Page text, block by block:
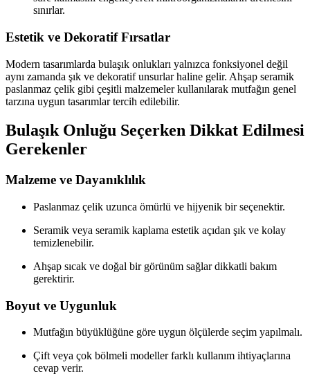
sınırlar.
Estetik ve Dekoratif Fırsatlar
Modern tasarımlarda bulaşık onlukları yalnızca fonksiyonel değil
aynı zamanda şık ve dekoratif unsurlar haline gelir. Ahşap seramik
paslanmaz çelik gibi çeşitli malzemeler kullanılarak mutfağın genel
tarzına uygun tasarımlar tercih edilebilir.
Bulaşık Onluğu Seçerken Dikkat Edilmesi
Gerekenler
Malzeme ve Dayanıklılık
Paslanmaz çelik uzunca ömürlü ve hijyenik bir seçenektir.
Seramik veya seramik kaplama estetik açıdan şık ve kolay
temizlenebilir.
Ahşap sıcak ve doğal bir görünüm sağlar dikkatli bakım
gerektirir.
Boyut ve Uygunluk
Mutfağın büyüklüğüne göre uygun ölçülerde seçim yapılmalı.
Çift veya çok bölmeli modeller farklı kullanım ihtiyaçlarına
cevap verir.